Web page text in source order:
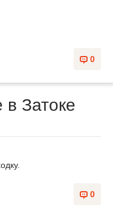
0
Затоке
0